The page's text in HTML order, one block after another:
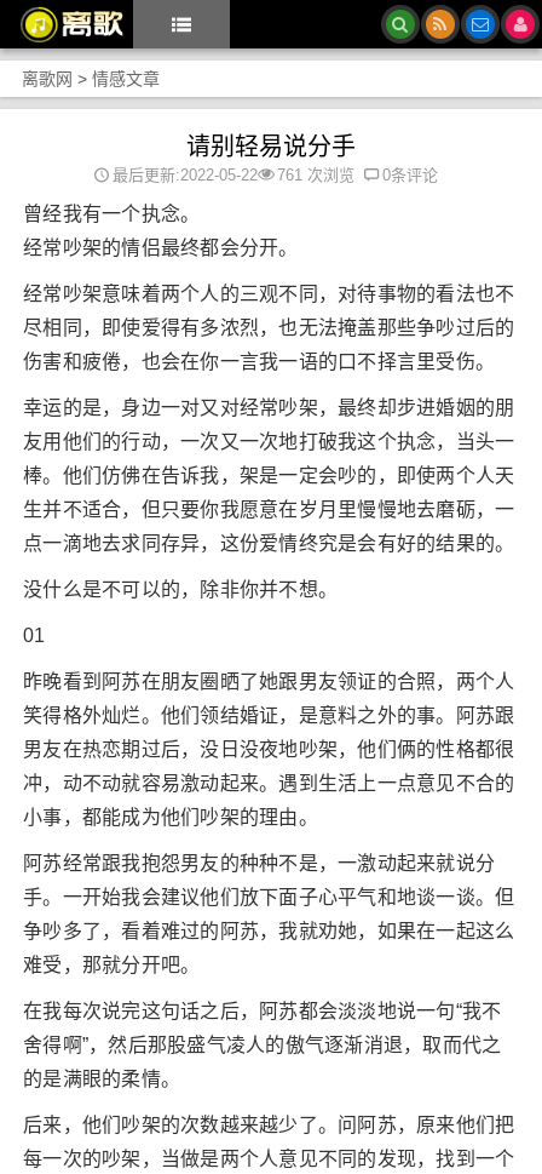
离歌网 > 情感文章
请别轻易说分手
最后更新:2022-05-22 761 次浏览 0条评论
曾经我有一个执念。
经常吵架的情侣最终都会分开。
经常吵架意味着两个人的三观不同，对待事物的看法也不
尽相同，即使爱得有多浓烈，也无法掩盖那些争吵过后的
伤害和疲倦，也会在你一言我一语的口不择言里受伤。
幸运的是，身边一对又对经常吵架，最终却步进婚姻的朋
友用他们的行动，一次又一次地打破我这个执念，当头一
棒。他们仿佛在告诉我，架是一定会吵的，即使两个人天
生并不适合，但只要你我愿意在岁月里慢慢地去磨砺，一
点一滴地去求同存异，这份爱情终究是会有好的结果的。
没什么是不可以的，除非你并不想。
01
昨晚看到阿苏在朋友圈晒了她跟男友领证的合照，两个人
笑得格外灿烂。他们领结婚证，是意料之外的事。阿苏跟
男友在热恋期过后，没日没夜地吵架，他们俩的性格都很
冲，动不动就容易激动起来。遇到生活上一点意见不合的
小事，都能成为他们吵架的理由。
阿苏经常跟我抱怨男友的种种不是，一激动起来就说分
手。一开始我会建议他们放下面子心平气和地谈一谈。但
争吵多了，看着难过的阿苏，我就劝她，如果在一起这么
难受，那就分开吧。
在我每次说完这句话之后，阿苏都会淡淡地说一句“我不
舍得啊”，然后那股盛气凌人的傲气逐渐消退，取而代之
的是满眼的柔情。
后来，他们吵架的次数越来越少了。问阿苏，原来他们把
每一次的吵架，当做是两个人意见不同的发现，找到一个